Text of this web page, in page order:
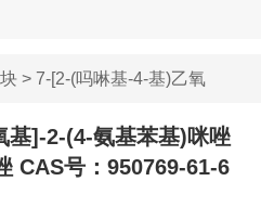
> 7-[2-(吗啉基-4-基)乙氧
基]-2-(4-氨基苯基)咪唑
CAS号：950769-61-6